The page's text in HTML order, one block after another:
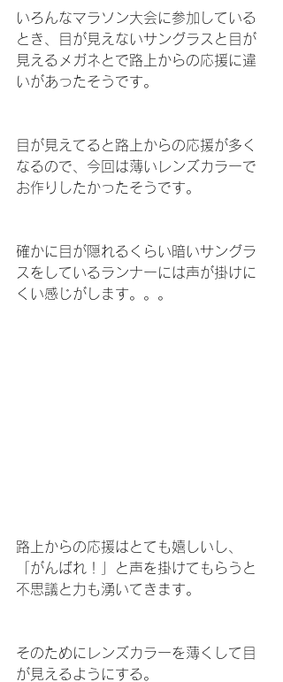
いろんなマラソン大会に参加している
とき、目が見えないサングラスと目が
見えるメガネとで路上からの応援に違
いがあったそうです。
目が見えてると路上からの応援が多く
なるので、今回は薄いレンズカラーで
お作りしたかったそうです。
確かに目が隠れるくらい暗いサングラ
スをしているランナーには声が掛けに
くい感じがします。。。
路上からの応援はとても嬉しいし、
「がんばれ！」と声を掛けてもらうと
不思議と力も湧いてきます。
そのためにレンズカラーを薄くして目
が見えるようにする。